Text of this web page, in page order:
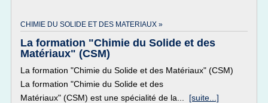
CHIMIE DU SOLIDE ET DES MATERIAUX »
La formation "Chimie du Solide et des
Matériaux" (CSM)
La formation "Chimie du Solide et des Matériaux" (CSM)
La formation "Chimie du Solide et des
Matériaux" (CSM) est une spécialité de la... [suite...]